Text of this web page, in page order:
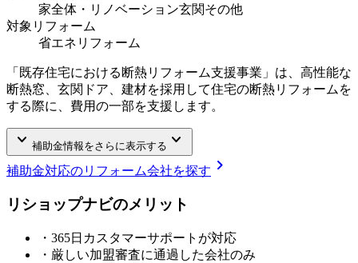
家全体・リノベーション玄関その他
対象リフォーム
省エネリフォーム
「既存住宅における断熱リフォーム支援事業」は、高性能な
断熱窓、玄関ドア、建材を採用して住宅の断熱リフォームを
する際に、費用の一部を支援します。
keyboard_arrow_down 補助金情報をさらに表示する keyboard_arrow_down
補助金対応のリフォーム会社を探す chevron_right
リショップナビのメ リ ッ ト
・365日カスタマーサポートが対応
・厳しい加盟審査に通過した会社のみ